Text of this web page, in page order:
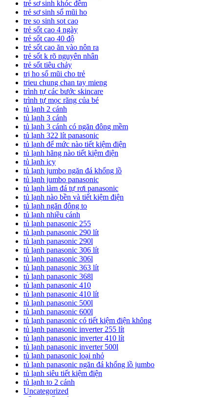
trẻ sơ sinh khóc đêm
trẻ sơ sinh sổ mũi ho
tre so sinh sot cao
trẻ sốt cao 4 ngày
trẻ sốt cao 40 độ
trẻ sốt cao ăn vào nôn ra
trẻ sốt k rõ nguyên nhân
trẻ sốt tiêu chảy
trị ho sổ mũi cho trẻ
trieu chung chan tay mieng
trình tự các bước skincare
trình tự mọc răng của bé
tủ lạnh 2 cánh
tủ lạnh 3 cánh
tủ lạnh 3 cánh có ngăn đông mềm
tủ lạnh 322 lít panasonic
tủ lạnh để mức nào tiết kiệm điện
tủ lạnh hãng nào tiết kiệm điện
tủ lạnh icy
tủ lạnh jumbo ngăn đá khổng lồ
tủ lạnh jumbo panasonic
tủ lạnh làm đá tự rơi panasonic
tủ lạnh nào bền và tiết kiệm điện
tủ lạnh ngăn đông to
tủ lạnh nhiều cánh
tủ lạnh panasonic 255
tủ lạnh panasonic 290 lít
tủ lạnh panasonic 290l
tủ lạnh panasonic 306 lít
tủ lạnh panasonic 306l
tủ lạnh panasonic 363 lít
tủ lạnh panasonic 368l
tủ lạnh panasonic 410
tủ lạnh panasonic 410 lít
tủ lạnh panasonic 500l
tủ lạnh panasonic 600l
tủ lạnh panasonic có tiết kiệm điện không
tủ lạnh panasonic inverter 255 lít
tủ lạnh panasonic inverter 410 lít
tủ lạnh panasonic inverter 500l
tủ lạnh panasonic loại nhỏ
tủ lạnh panasonic ngăn đá khổng lồ jumbo
tủ lạnh siêu tiết kiệm điện
tủ lạnh to 2 cánh
Uncategorized